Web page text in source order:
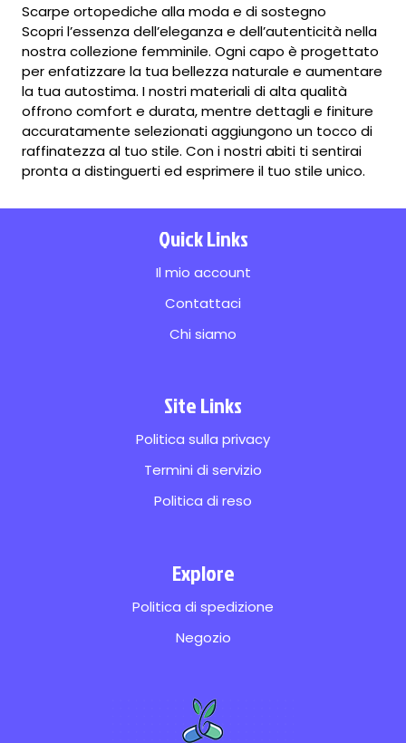
Scarpe ortopediche alla moda e di sostegno
Scopri l’essenza dell’eleganza e dell’autenticità nella
nostra collezione femminile. Ogni capo è progettato
per enfatizzare la tua bellezza naturale e aumentare
la tua autostima. I nostri materiali di alta qualità
offrono comfort e durata, mentre dettagli e finiture
accuratamente selezionati aggiungono un tocco di
raffinatezza al tuo stile. Con i nostri abiti ti sentirai
pronta a distinguerti ed esprimere il tuo stile unico.
Quick Links
Il mio account
Contattaci
Chi siamo
Site Links
Politica sulla privacy
Termini di servizio
Politica di reso
Explore
Politica di spedizione
Negozio